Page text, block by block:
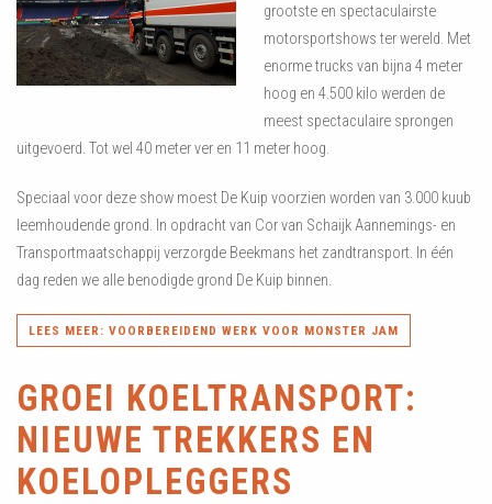
grootste en spectaculairste
motorsportshows ter wereld. Met
enorme trucks van bijna 4 meter
hoog en 4.500 kilo werden de
meest spectaculaire sprongen
uitgevoerd. Tot wel 40 meter ver en 11 meter hoog.
Speciaal voor deze show moest De Kuip voorzien worden van 3.000 kuub
leemhoudende grond. In opdracht van Cor van Schaijk Aannemings- en
Transportmaatschappij verzorgde Beekmans het zandtransport. In één
dag reden we alle benodigde grond De Kuip binnen.
LEES MEER: VOORBEREIDEND WERK VOOR MONSTER JAM
GROEI KOELTRANSPORT:
NIEUWE TREKKERS EN
KOELOPLEGGERS